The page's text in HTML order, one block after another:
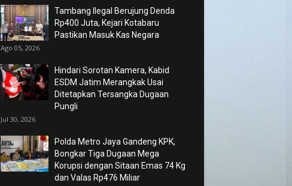
Tambang Ilegal Berujung Denda
Rp400 Juta, Kejari Kotabaru
Pastikan Masuk Kas Negara
Ago 05, 2026
Hindari Sorotan Kamera, Kabid
ESDM Jatim Merangkak Usai
Ditetapkan Tersangka Dugaan
Pungli
Jul 30, 2026
Polda Metro Jaya Gandeng KPK,
Bongkar Tiga Dugaan Mega
Korupsi dengan Sitaan Emas 74 Kg
dan Valas Rp476 Miliar